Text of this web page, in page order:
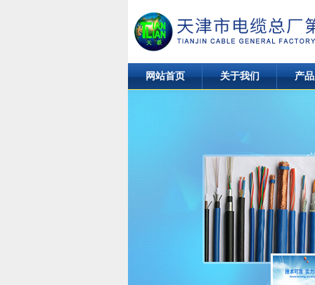
网站首页 关于我们 产